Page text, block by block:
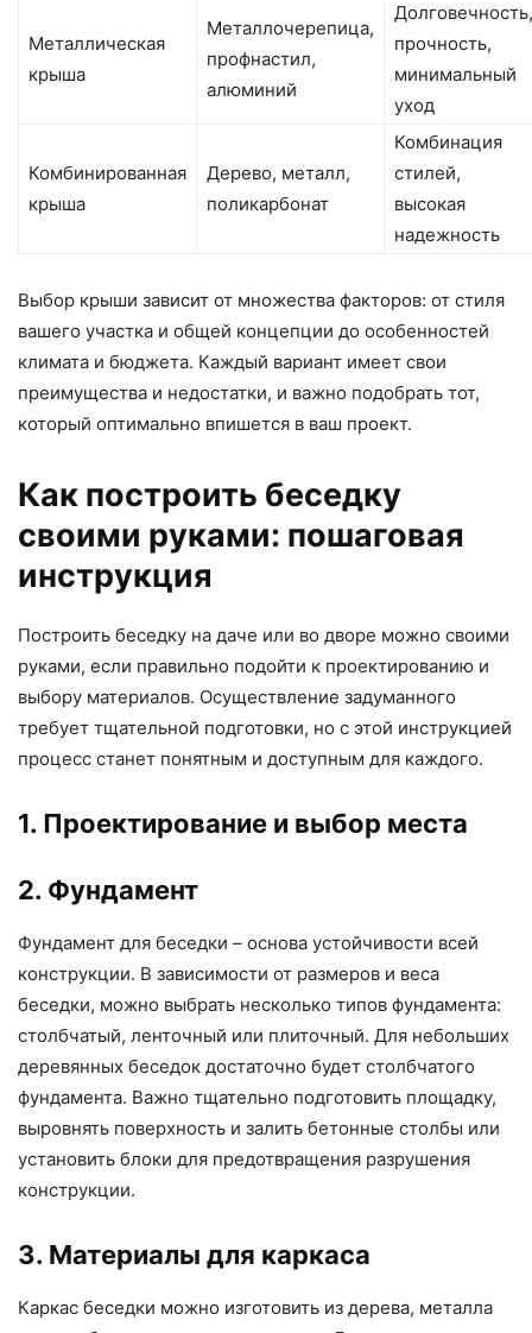
Металлическая
крыша
Металлочерепица,
профнастил,
алюминий
Долговечность,
прочность,
минимальный
уход
Комбинированная
крыша
Дерево, металл,
поликарбонат
Комбинация
стилей,
высокая
надежность
Выбор крыши зависит от множества факторов: от стиля
вашего участка и общей концепции до особенностей
климата и бюджета. Каждый вариант имеет свои
преимущества и недостатки, и важно подобрать тот,
который оптимально впишется в ваш проект.
Как построить беседку
своими руками: пошаговая
инструкция
Построить беседку на даче или во дворе можно своими
руками, если правильно подойти к проектированию и
выбору материалов. Осуществление задуманного
требует тщательной подготовки, но с этой инструкцией
процесс станет понятным и доступным для каждого.
1. Проектирование и выбор места
2. Фундамент
Фундамент для беседки – основа устойчивости всей
конструкции. В зависимости от размеров и веса
беседки, можно выбрать несколько типов фундамента:
столбчатый, ленточный или плиточный. Для небольших
деревянных беседок достаточно будет столбчатого
фундамента. Важно тщательно подготовить площадку,
выровнять поверхность и залить бетонные столбы или
установить блоки для предотвращения разрушения
конструкции.
3. Материалы для каркаса
Каркас беседки можно изготовить из дерева, металла